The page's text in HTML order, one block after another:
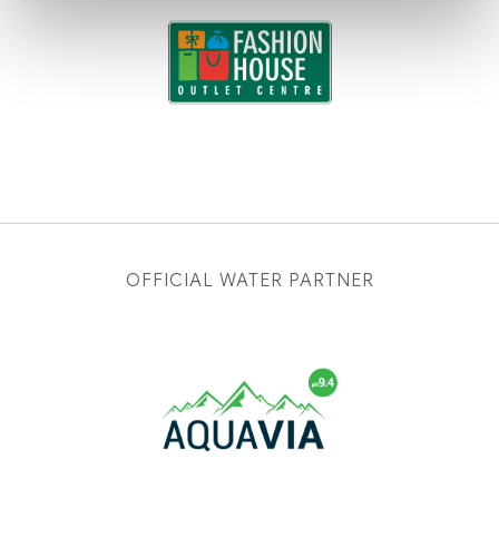
OFFICIAL WATER PARTNER